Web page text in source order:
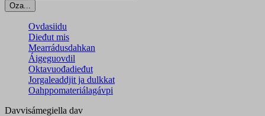
Oza...
Ovdasiidu
Dieđut mis
Mearrádusdahkan
Áigeguovdil
Oktavuođadieđut
Jorgaleaddjit ja dulkkat
Oahppomateriálagávpi
Davvisámegiella dav